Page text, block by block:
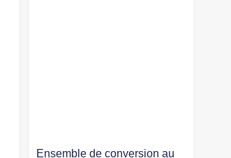
Ensemble de conversion au